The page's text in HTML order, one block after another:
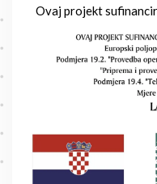
Ovaj projekt